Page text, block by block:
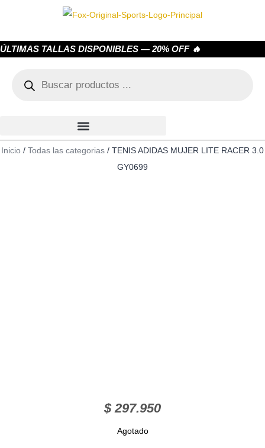
ÚLTIMAS TALLAS DISPONIBLES — 20% OFF 🔥
Inicio / Todas las categorias / TENIS ADIDAS MUJER LITE RACER 3.0
GY0699
$297.950
Agotado